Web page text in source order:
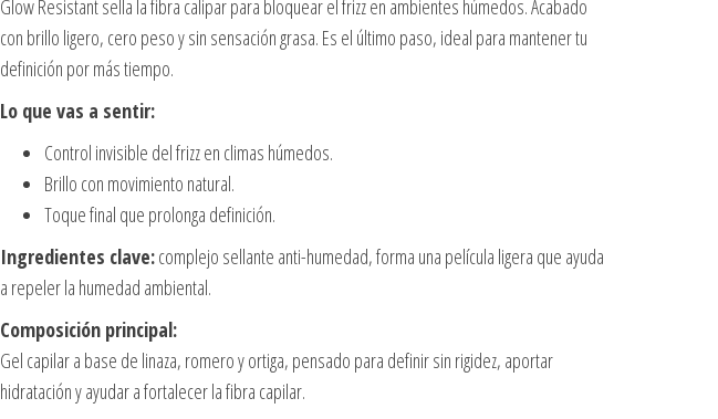
Glow Resistant sella la fibra calipar para bloquear el frizz en ambientes húmedos. Acabado
con brillo ligero, cero peso y sin sensación grasa. Es el último paso, ideal para mantener tu
definición por más tiempo.
Lo que vas a sentir:
Control invisible del frizz en climas húmedos.
Brillo con movimiento natural.
Toque final que prolonga definición.
Ingredientes clave:complejo sellante anti-humedad, forma una película ligera que ayuda
a repeler la humedad ambiental.
Composición principal:
Gel capilar a base de linaza, romero y ortiga, pensado para definir sin rigidez, aportar
hidratación y ayudar a fortalecer la fibra capilar.